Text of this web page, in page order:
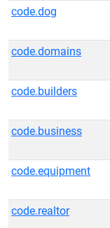
code.dog
code.domains
code.builders
code.business
code.equipment
code.realtor